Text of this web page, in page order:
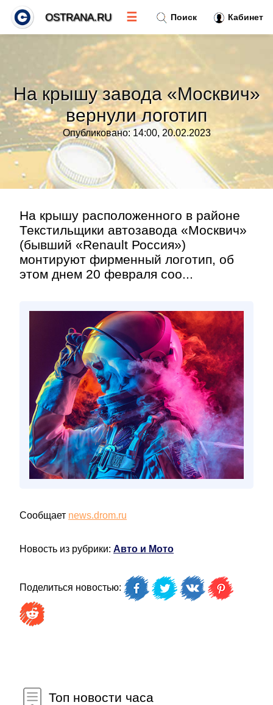
На крышу завода «Москвич»
вернули логотип
Опубликовано: 14:00, 20.02.2023
На крышу расположенного в районе
Текстильщики автозавода «Москвич»
(бывший «Renault Россия»)
монтируют фирменный логотип, об
этом днем 20 февраля соо...
Сообщает news.drom.ru
Новость из рубрики: Авто и Мото
Поделиться новостью:
Топ новости часа
Поиск Кабинет
OSTRANA.RU ☰
Тренды новостей»
Рубрики»
Правила»
Контакт »